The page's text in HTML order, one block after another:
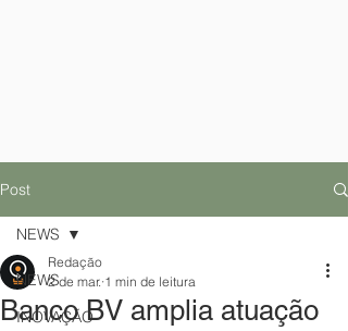
Post
NEWS
INOVAÇÃO
NEWS
Banco BV amplia atuação
Redação
2 de mar. 1 min de leitura